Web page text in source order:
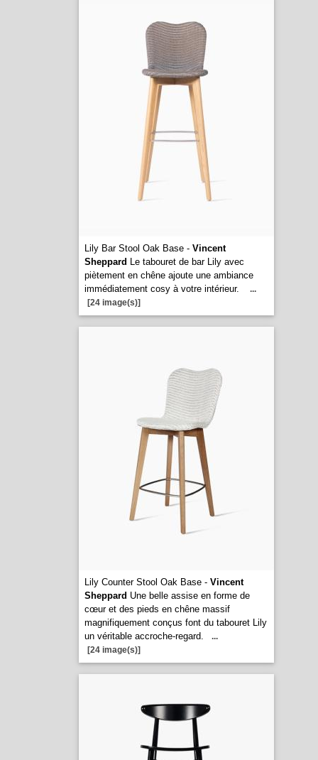
Lily Bar Stool Oak Base - Vincent
Sheppard Le tabouret de bar Lily avec
piètement en chêne ajoute une ambiance
immédiatement cosy à votre intérieur.
...
[24 image(s)]
Lily Counter Stool Oak Base - Vincent
Sheppard Une belle assise en forme de
cœur et des pieds en chêne massif
magnifiquement conçus font du tabouret Lily
un véritable accroche-regard.
...
[24 image(s)]